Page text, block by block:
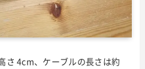
さ 4cm、ケーブルの長さは約